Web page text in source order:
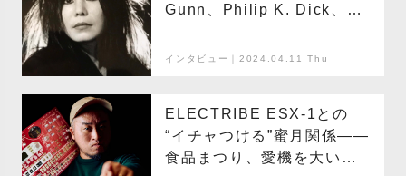
Gunn、Philip K. Dick、音
い
インタビュー｜2024.04.11 Thu
ELECTRIBE ESX-1との
“イチャつける”蜜月関係——
食品まつり、愛機を大いに